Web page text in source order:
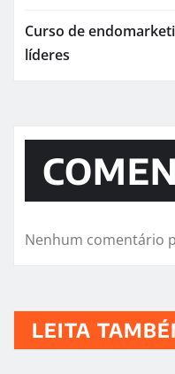
Curso de
líderes
Nenhum comentário
LEITA